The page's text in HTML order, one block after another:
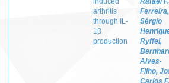
arthritis
through IL-
1β
production
Ferreira,
Sérgio
Ryffel,
Alves-
Filho,
Carlos F.